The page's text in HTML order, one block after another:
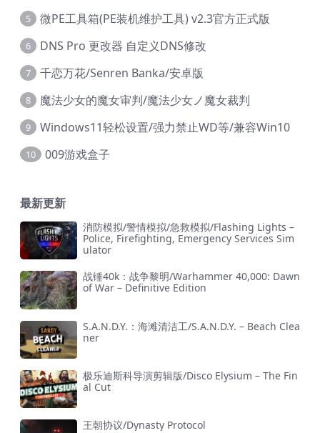
5 微PE工具箱(PE装机维护工具) v2.3官方正式版
6 DNS Pro 更改器 自定义DNS修改
7 千恋万花/Senren Banka/安卓版
8 魔法少女的魔女审判/魔法少女ノ魔女裁判
9 Windows11轻松设置/强力禁止WD等/兼容Win10
10 009游戏盒子
最新更新
消防模拟/警情模拟/急救模拟/Flashing Lights –
Police, Firefighting, Emergency Services Sim
ulator
战锤40k：战争黎明/Warhammer 40,000: Dawn
of War – Definitive Edition
S.A.N.D.Y.：海滩清洁工/S.A.N.D.Y. – Beach Clea
ner
极乐迪斯科导演剪辑版/Disco Elysium – The Fin
al Cut
王朝协议/Dynasty Protocol